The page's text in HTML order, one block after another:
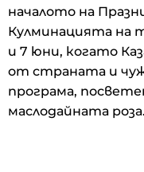
началото на
Кулминацията на
и 7 юни, когато
от страната и
програма,
маслодайната